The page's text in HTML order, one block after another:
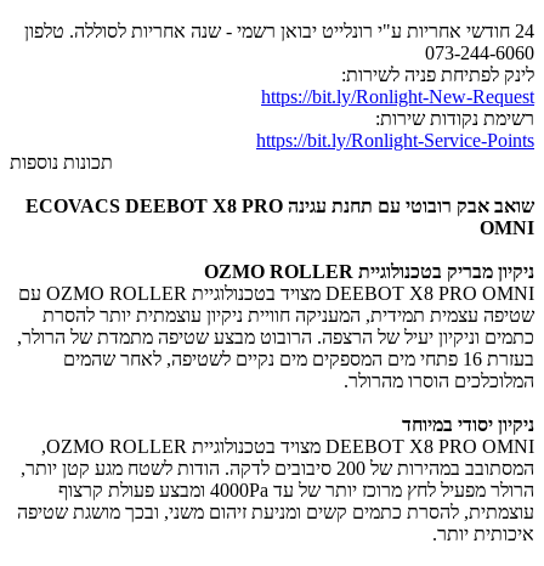
24 חודשי אחריות ע"י רונלייט יבואן רשמי - שנה אחריות לסוללה. טלפון
073-244-6060
לינק לפתיחת פניה לשירות:
https://bit.ly/Ronlight-New-Request
רשימת נקודות שירות:
https://bit.ly/Ronlight-Service-Points
תכונות נוספות
שואב אבק רובוטי עם תחנת עגינה ECOVACS DEEBOT X8 PRO
OMNI
ניקיון מבריק בטכנולוגיית OZMO ROLLER
DEEBOT X8 PRO OMNI מצויד בטכנולוגיית OZMO ROLLER עם
שטיפה עצמית תמידית, המעניקה חוויית ניקיון עוצמתית יותר להסרת
כתמים וניקיון יעיל של הרצפה. הרובוט מבצע שטיפה מתמדת של הרולר,
בעזרת 16 פתחי מים המספקים מים נקיים לשטיפה, לאחר שהמים
המלוכלכים הוסרו מהרולר.
ניקיון יסודי במיוחד
DEEBOT X8 PRO OMNI מצויד בטכנולוגיית OZMO ROLLER,
המסתובב במהירות של 200 סיבובים לדקה. הודות לשטח מגע קטן יותר,
הרולר מפעיל לחץ מרוכז יותר של עד 4000Pa ומבצע פעולת קרצוף
עוצמתית, להסרת כתמים קשים ומניעת זיהום משני, ובכך מושגת שטיפה
איכותית יותר.